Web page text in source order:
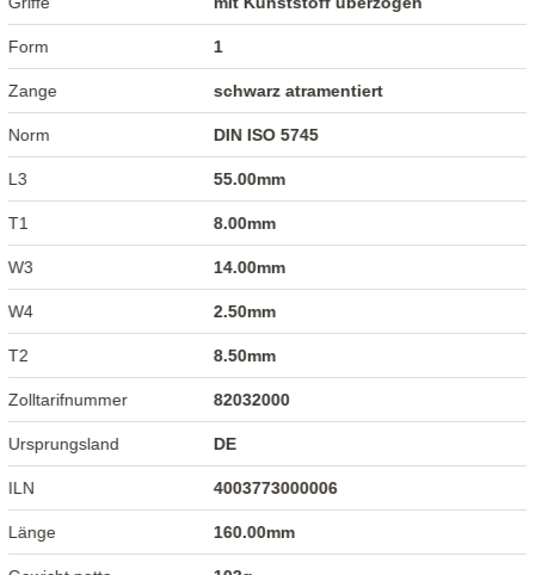
Form 1
Zange schwarz atramentiert
Norm DIN ISO 5745
L3 55.00mm
T1 8.00mm
W3 14.00mm
W4 2.50mm
T2 8.50mm
Zolltarifnummer 82032000
Ursprungsland DE
ILN 4003773000006
Länge 160.00mm